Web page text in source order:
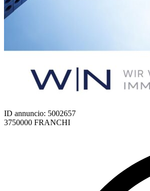
ID annuncio: 5002657
3750000 FRANCHI